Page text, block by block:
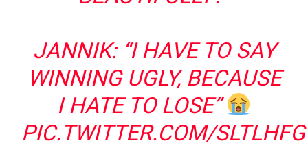
JANNIK: “I HAVE TO SAY
WINNING UGLY, BECAUSE
I HATE TO LOSE”
PIC.TWITTER.COM/